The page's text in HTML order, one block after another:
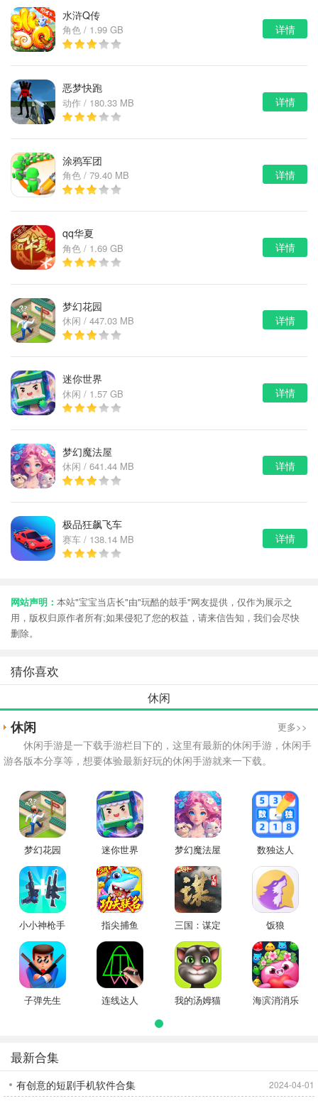
水浒Q传
角色 / 1.99 GB 详情
恶梦快跑
动作 / 180.33 MB 详情
涂鸦军团
角色 / 79.40 MB 详情
qq华夏
角色 / 1.69 GB 详情
梦幻花园
休闲 / 447.03 MB 详情
迷你世界
休闲 / 1.57 GB 详情
梦幻魔法屋
休闲 / 641.44 MB 详情
极品狂飙飞车
赛车 / 138.14 MB 详情
网站声明： 本站"宝宝当店长"由"玩酷的鼓手"网友提供，仅作为展示之
用，版权归原作者所有;如果侵犯了您的权益，请来信告知，我们会尽快
删除。
猜你喜欢
休闲
休闲 更多>>
休闲手游是一下载手游栏目下的，这里有最新的休闲手游，休闲手
游各版本分享等，想要体验最新好玩的休闲手游就来一下载。
梦幻花园 迷你世界 梦幻魔法屋 数独达人
小小神枪手 指尖捕鱼
三国：谋定
天下
饭狼
子弹先生 连线达人 我的汤姆猫 海滨消消乐
最新合集
有创意的短剧手机软件合集 2024-04-01